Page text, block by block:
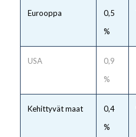
Eurooppa
0,5
%
USA
0,9
%
Kehittyvät maat
0,4
%